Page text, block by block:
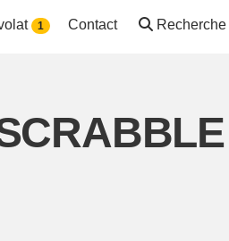
1 Contact Recherche